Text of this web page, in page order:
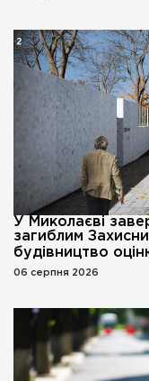
У Миколаєві
загиблим
будівництво
06 серпня 2026